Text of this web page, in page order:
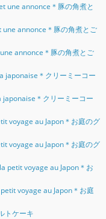
une annonce＊豚の角煮と
annonce＊豚の角煮とご
annonce＊豚の角煮とご
japonaise＊クリーミーコー
＊クリーミーコー
voyage au Japon＊お庭のグ
voyage au Japon＊お庭のグ
petit voyage au Japon＊お
voyage au Japon＊お庭
トケーキ